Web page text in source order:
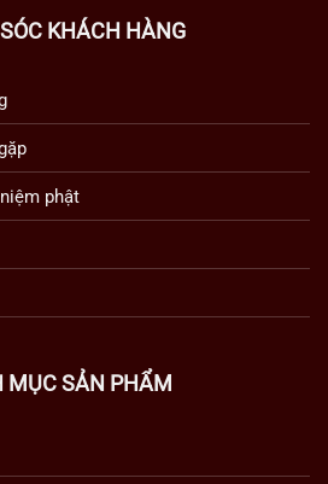
KHÁCH HÀNG
phật
MỤC SẢN PHẨM